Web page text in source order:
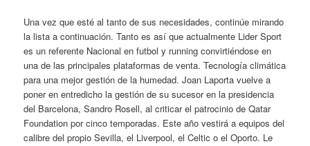
Una vez que esté al tanto de sus necesidades, continúe mirando
la lista a continuación. Tanto es así que actualmente Lider Sport
es un referente Nacional en futbol y running convirtiéndose en
una de las principales plataformas de venta. Tecnología climática
para una mejor gestión de la humedad. Joan Laporta vuelve a
poner en entredicho la gestión de su sucesor en la presidencia
del Barcelona, Sandro Rosell, al criticar el patrocinio de Qatar
Foundation por cinco temporadas. Este año vestirá a equipos del
calibre del propio Sevilla, el Liverpool, el Celtic o el Oporto. Le